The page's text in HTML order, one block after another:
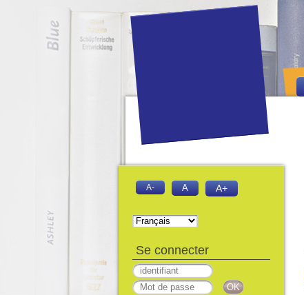
A- A A+
Se connecter